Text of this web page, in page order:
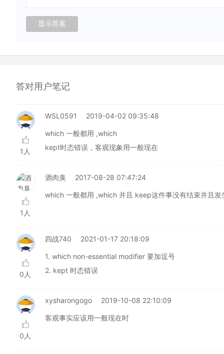
答对用户笔记
1人
WSL0591 2019-04-02 09:35:48
which 一般都用 ,which
kept时态错误，客观现象用一般现在
1人
酒肉臭 2017-08-28 07:47:24
which 一般都用 ,which 并且 keep这件事没有结束并且发
0人
四战740 2021-01-17 20:18:09
1. which non-essential modifier 要加逗号
2. kept 时态错误
0人
xysharongogo 2019-10-08 22:10:09
客观事实应该用一般现在时